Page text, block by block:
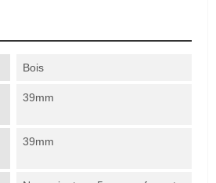
Bois
39mm
39mm